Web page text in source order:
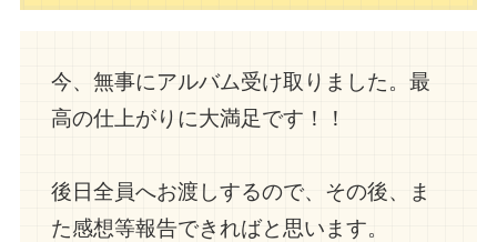
今、無事にアルバム受け取りました。最
高の仕上がりに大満足です！！
後日全員へお渡しするので、その後、ま
た感想等報告できればと思います。